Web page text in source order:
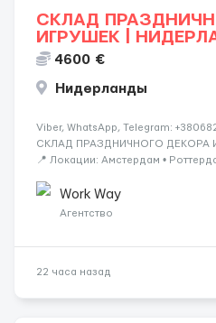
СКЛАД
ИГРУШЕК |
4600 €
Нидерланды
Viber, WhatsApp, Telegram:
СКЛАД ПРАЗДНИЧНОГО ДЕКОРА
📍 Локации: Амстердам •
занимающийся хранением и
Work Way
Агентство
22 часа назад